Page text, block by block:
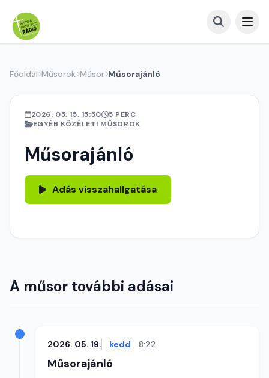
Főoldal Műsorok Műsor Műsorajánló
2026. 05. 15. 15:50
5 PERC
EGYÉB KÖZÉLETI MŰSOROK
Műsorajánló
Adás visszahallgatása
A műsor további adásai
2026. 05. 19. kedd 8:22
Műsorajánló